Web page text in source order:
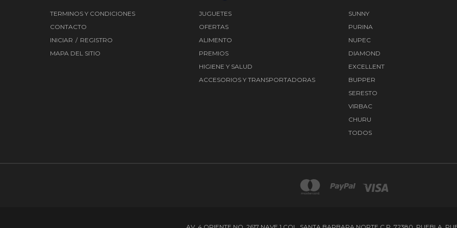
TERMINOS Y CONDICIONES
CONTACTO
INICIAR
REGISTRO
MAPA DEL SITIO
JUGUETES
OFERTAS
ALIMENTO
PREMIOS
HIGIENE Y SALUD
ACCESORIOS Y TRANSPORTADORAS
SUNNY
PURINA
NUPEC
DIAMOND
EXCELLENT
BUPPER
SERESTO
VIRBAC
CHURU
TODOS